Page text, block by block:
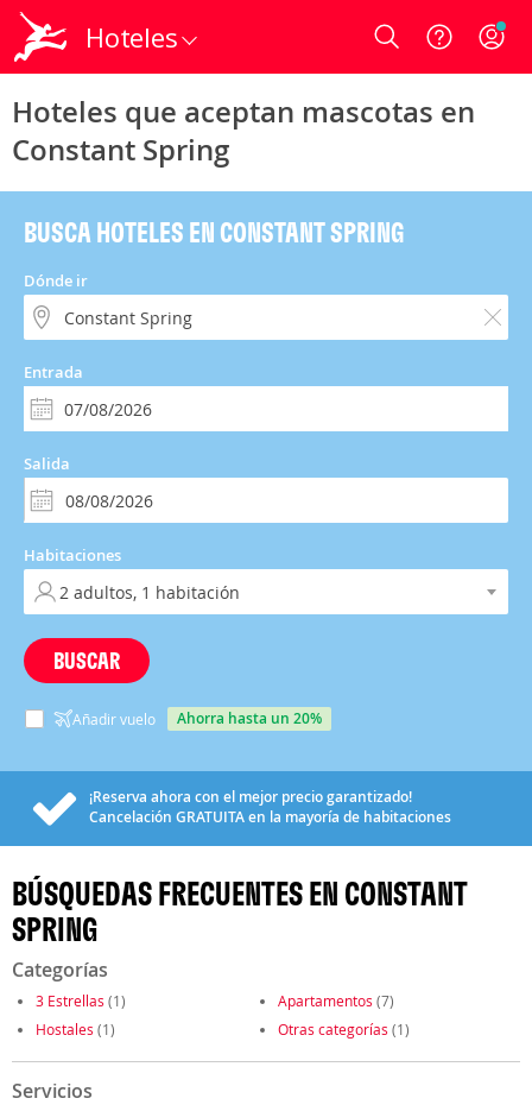
Hoteles Login
Hoteles que aceptan mascotas en
Constant Spring
BUSCA HOTELES EN CONSTANT SPRING
Dónde ir
Entrada
Salida
Habitaciones
BUSCAR
Añadir vuelo ahorra hasta un 20%
¡Reserva ahora con el mejor precio garantizado!
Cancelación GRATUITAen la mayoría de habitaciones
BÚSQUEDAS FRECUENTES EN CONSTANT
SPRING
Categorías
3 Estrellas (1) Apartamentos (7)
Hostales (1) Otras categorías (1)
Servicios